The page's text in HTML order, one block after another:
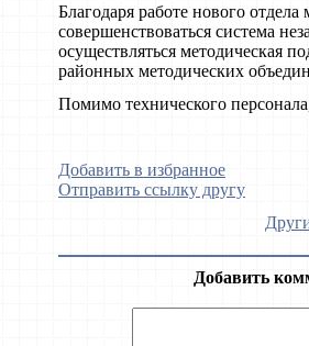
Благодаря работе нового отдела
совершенствоваться система
осуществляться методическая
районных методических
Помимо технического
Добавить в избранное
Отправить ссылку другу
Добавить